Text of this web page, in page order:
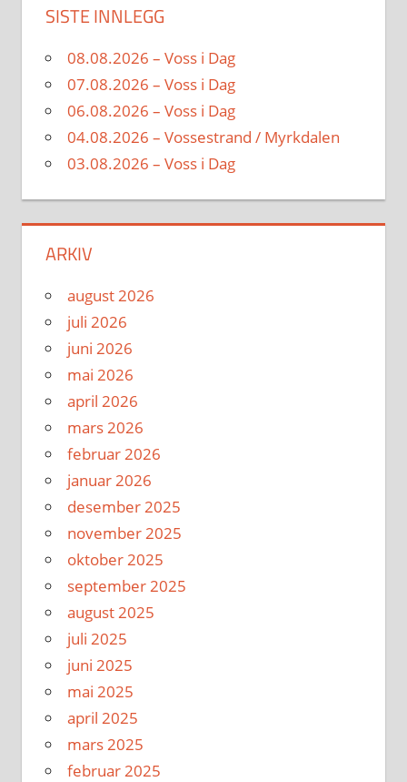
SISTE INNLEGG
08.08.2026 – Voss i Dag
07.08.2026 – Voss i Dag
06.08.2026 – Voss i Dag
04.08.2026 – Vossestrand / Myrkdalen
03.08.2026 – Voss i Dag
ARKIV
august 2026
juli 2026
juni 2026
mai 2026
april 2026
mars 2026
februar 2026
januar 2026
desember 2025
november 2025
oktober 2025
september 2025
august 2025
juli 2025
juni 2025
mai 2025
april 2025
mars 2025
februar 2025